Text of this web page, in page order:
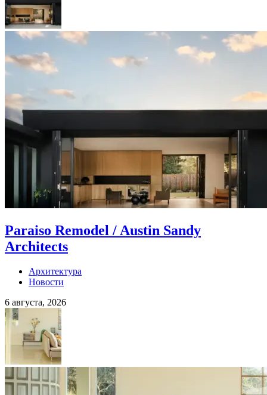
Paraiso Remodel / Austin Sandy
Architects
Архитектура
Новости
6 августа, 2026